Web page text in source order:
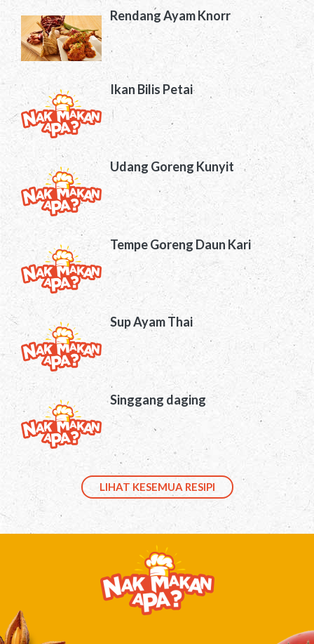
Rendang Ayam Knorr
Ikan Bilis Petai
Udang Goreng Kunyit
Tempe Goreng Daun Kari
Sup Ayam Thai
Singgang daging
LIHAT KESEMUA RESIPI